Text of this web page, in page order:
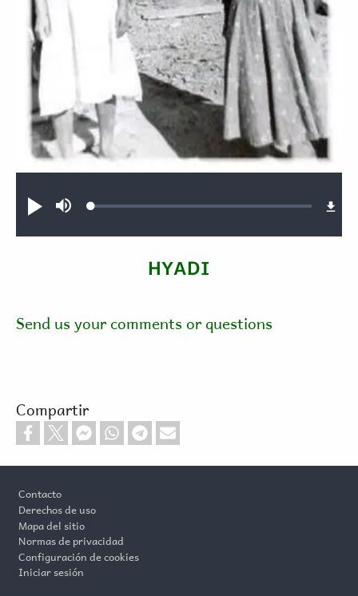
Reproducir
SilenciarLoaded:
HYADI
Send us your comments or questions
Compartir
Contacto
Derechos de uso
Mapa del sitio
Normas de privacidad
Configuración de cookies
Iniciar sesión